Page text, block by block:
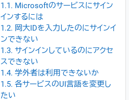
1.1. Microsoftのサービスにサイン
インするには
1.2. 岡大IDを入力したのにサインイ
ンできない
1.3. サインインしているのにアクセ
スできない
1.4. 学外者は利用できないか
1.5. 各サービスのUI言語を変更し
たい